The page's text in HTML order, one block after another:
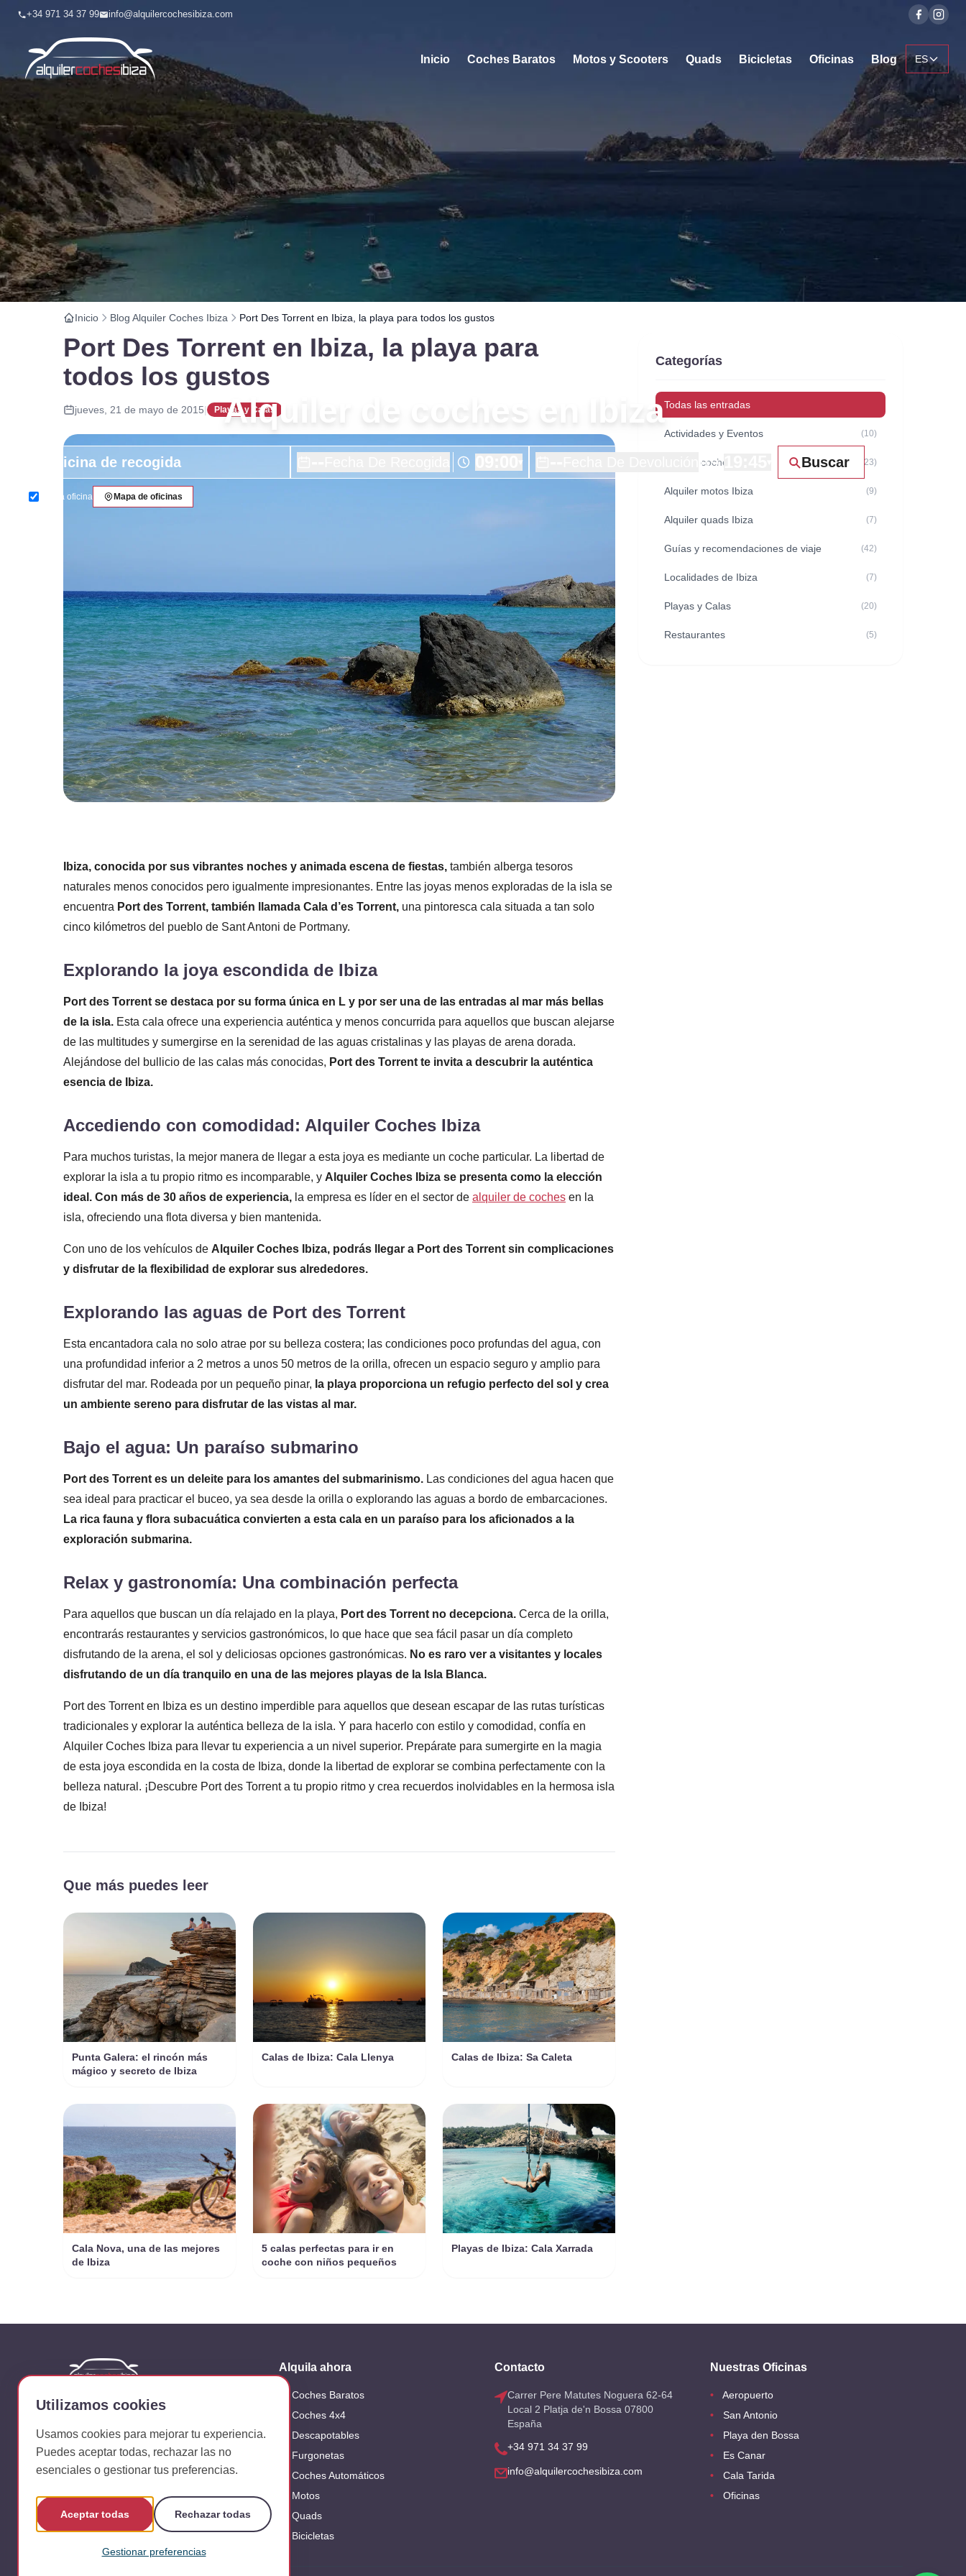
+34 971 34 37 99 info@alquilercochesibiza.com
Inicio Coches Baratos Motos y Scooters Quads Bicicletas Oficinas Blog ES
Alquiler de coches en Ibiza
Buscar
Misma oficina Mapa de oficinas
Inicio Blog Alquiler Coches Ibiza Port Des Torrent en Ibiza, la playa para todos los gustos
Port Des Torrent en Ibiza, la playa para
todos los gustos
jueves, 21 de mayo de 2015| Playas y Calas
Ibiza, conocida por sus vibrantes noches y animada escena de fiestas, también alberga tesoros
naturales menos conocidos pero igualmente impresionantes. Entre las joyas menos exploradas de la isla se
encuentra Port des Torrent, también llamada Cala d’es Torrent, una pintoresca cala situada a tan solo
cinco kilómetros del pueblo de Sant Antoni de Portmany.
Explorando la joya escondida de Ibiza
Port des Torrent se destaca por su forma única en L y por ser una de las entradas al mar más bellas
de la isla. Esta cala ofrece una experiencia auténtica y menos concurrida para aquellos que buscan alejarse
de las multitudes y sumergirse en la serenidad de las aguas cristalinas y las playas de arena dorada.
Alejándose del bullicio de las calas más conocidas, Port des Torrent te invita a descubrir la auténtica
esencia de Ibiza.
Accediendo con comodidad: Alquiler Coches Ibiza
Para muchos turistas, la mejor manera de llegar a esta joya es mediante un coche particular. La libertad de
explorar la isla a tu propio ritmo es incomparable, y Alquiler Coches Ibiza se presenta como la elección
ideal. Con más de 30 años de experiencia, la empresa es líder en el sector de alquiler de coches en la
isla, ofreciendo una flota diversa y bien mantenida.
Con uno de los vehículos de Alquiler Coches Ibiza, podrás llegar a Port des Torrent sin complicaciones
y disfrutar de la flexibilidad de explorar sus alrededores.
Explorando las aguas de Port des Torrent
Esta encantadora cala no solo atrae por su belleza costera; las condiciones poco profundas del agua, con
una profundidad inferior a 2 metros a unos 50 metros de la orilla, ofrecen un espacio seguro y amplio para
disfrutar del mar. Rodeada por un pequeño pinar, la playa proporciona un refugio perfecto del sol y crea
un ambiente sereno para disfrutar de las vistas al mar.
Bajo el agua: Un paraíso submarino
Port des Torrent es un deleite para los amantes del submarinismo. Las condiciones del agua hacen que
sea ideal para practicar el buceo, ya sea desde la orilla o explorando las aguas a bordo de embarcaciones.
La rica fauna y flora subacuática convierten a esta cala en un paraíso para los aficionados a la
exploración submarina.
Relax y gastronomía: Una combinación perfecta
Para aquellos que buscan un día relajado en la playa, Port des Torrent no decepciona. Cerca de la orilla,
encontrarás restaurantes y servicios gastronómicos, lo que hace que sea fácil pasar un día completo
disfrutando de la arena, el sol y deliciosas opciones gastronómicas. No es raro ver a visitantes y locales
disfrutando de un día tranquilo en una de las mejores playas de la Isla Blanca.
Port des Torrent en Ibiza es un destino imperdible para aquellos que desean escapar de las rutas turísticas
tradicionales y explorar la auténtica belleza de la isla. Y para hacerlo con estilo y comodidad, confía en
Alquiler Coches Ibiza para llevar tu experiencia a un nivel superior. Prepárate para sumergirte en la magia
de esta joya escondida en la costa de Ibiza, donde la libertad de explorar se combina perfectamente con la
belleza natural. ¡Descubre Port des Torrent a tu propio ritmo y crea recuerdos inolvidables en la hermosa isla
de Ibiza!
Que más puedes leer
Punta Galera: el rincón más
mágico y secreto de Ibiza
Calas de Ibiza: Cala Llenya Calas de Ibiza: Sa Caleta
Cala Nova, una de las mejores
de Ibiza
5 calas perfectas para ir en
coche con niños pequeños
Playas de Ibiza: Cala Xarrada
Categorías
Todas las entradas
Actividades y Eventos (10)
Alquiler coches Ibiza (23)
Alquiler motos Ibiza (9)
Alquiler quads Ibiza (7)
Guías y recomendaciones de viaje (42)
Localidades de Ibiza (7)
Playas y Calas (20)
Restaurantes (5)
Empresa dedicada al alquiler de vehículos
Síguenos en:
Alquila ahora
Coches Baratos
Coches 4x4
Descapotables
Furgonetas
Coches Automáticos
Motos
Quads
Bicicletas
Contacto
Carrer Pere Matutes Noguera 62-64
Local 2 Platja de'n Bossa 07800
España
+34 971 34 37 99
info@alquilercochesibiza.com
Nuestras Oficinas
Aeropuerto
San Antonio
Playa den Bossa
Es Canar
Cala Tarida
Oficinas
Utilizamos cookies
Usamos cookies para mejorar tu experiencia.
Puedes aceptar todas, rechazar las no
esenciales o gestionar tus preferencias.
Aceptar todas Rechazar todas
Gestionar preferencias